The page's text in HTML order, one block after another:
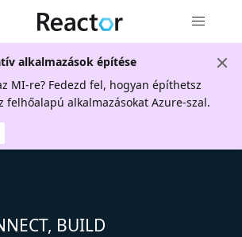
alkalmazások építése
MI-re? Fedezd fel, hogyan építhetsz
felhőalapú alkalmazásokat Azure-szal.
BUILD